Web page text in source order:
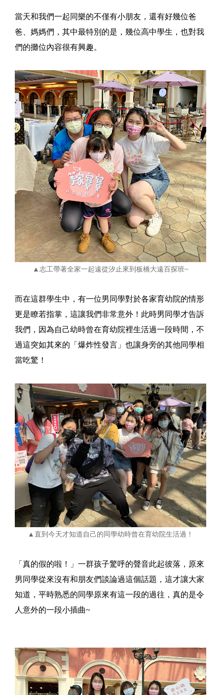
當天和我們一起同樂的不僅有小朋友，還有好幾位爸
爸、媽媽們，其中最特別的是，幾位高中學生，也對我
們的攤位內容很有興趣。
▲志工帶著全家一起遠從汐止來到板橋大遠百探班~
而在這群學生中，有一位男同學對於各家育幼院的情形
更是瞭若指掌，這讓我們非常意外！此時男同學才告訴
我們，因為自己幼時曾在育幼院裡生活過一段時間，不
過這突如其來的「爆炸性發言」也讓身旁的其他同學相
當吃驚！
▲直到今天才知道自己的同學幼時曾在育幼院生活過！
「真的假的啦！」一群孩子驚呼的聲音此起彼落，原來
男同學從來沒有和朋友們談論過這個話題，這才讓大家
知道，平時熟悉的同學原來有這一段的過往，真的是令
人意外的一段小插曲~